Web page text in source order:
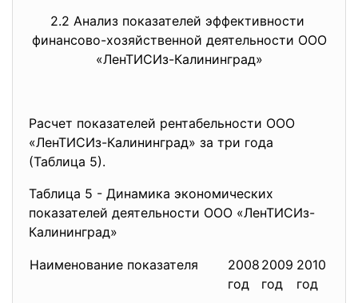
2.2 Анализ показателей эффективности
финансово-хозяйственной деятельности ООО
«ЛенТИСИз-Калининград»
Расчет показателей рентабельности ООО
«ЛенТИСИз-Калининград» за три года
(Таблица 5).
Таблица 5 - Динамика экономических
показателей деятельности ООО «ЛенТИСИз-
Калининград»
Наименование показателя
2008
год
2009
год
2010
год